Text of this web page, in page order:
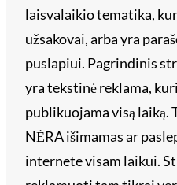
laisvalaikio tematika,
užsakovai, arba yra
puslapiui. Pagrindinis
yra tekstinė reklama,
publikuojama visą laiką.
NĖRA išimamas ar
internete visam laikui.